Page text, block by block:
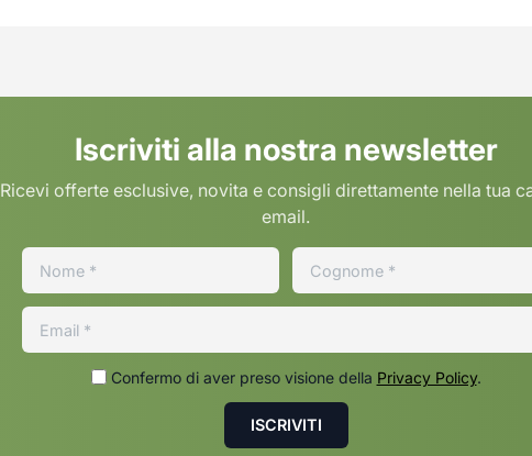
Iscriviti alla nostra newsletter
Ricevi offerte esclusive, novita e consigli direttamente nella tua
email.
Confermo di aver preso visione della Privacy Policy.